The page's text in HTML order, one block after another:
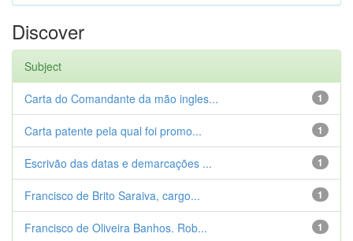
Discover
Subject
1
Carta do Comandante da mão ingles...
1
Carta patente pela qual foi promo...
1
Escrivão das datas e demarcações ...
1
Francisco de Brito Saraiva, cargo...
1
Francisco de Oliveira Banhos. Rob...